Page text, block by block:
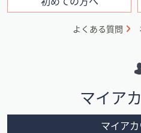
ン
よくある質問
マイア
マイア